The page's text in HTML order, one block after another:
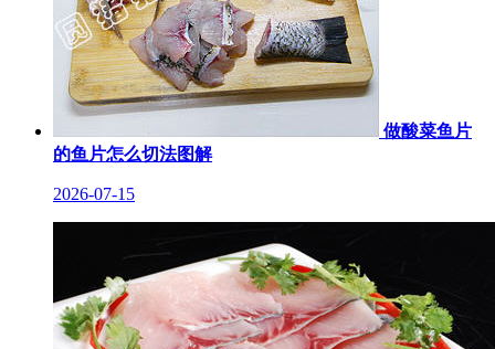
做酸菜鱼片
的鱼片怎么切法图解
2026-07-15